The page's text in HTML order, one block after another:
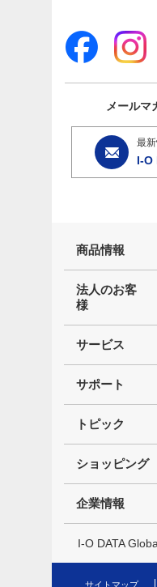
メールマ
最
I-O
商品情報
法人のお客
様
サービス
サポート
トピック
ショッピング
企業情報
I-O DATA
サイトマップ